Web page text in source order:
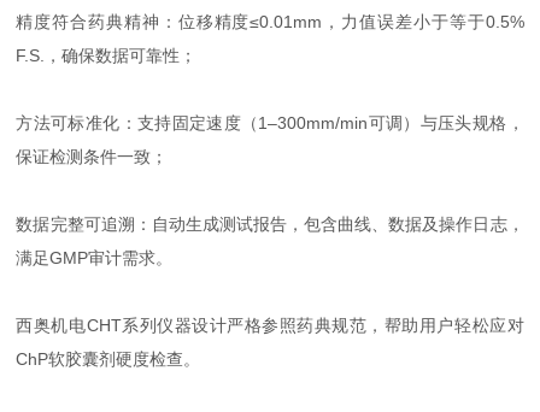
精度符合药典精神：位移精度≤0.01mm，力值误差小于等于0.5%
F.S.，确保数据可靠性；
方法可标准化：支持固定速度（1–300mm/min可调）与压头规格，
保证检测条件一致；
数据完整可追溯：自动生成测试报告，包含曲线、数据及操作日志，
满足GMP审计需求。
西奥机电CHT系列仪器设计严格参照药典规范，帮助用户轻松应对
ChP软胶囊剂硬度检查。